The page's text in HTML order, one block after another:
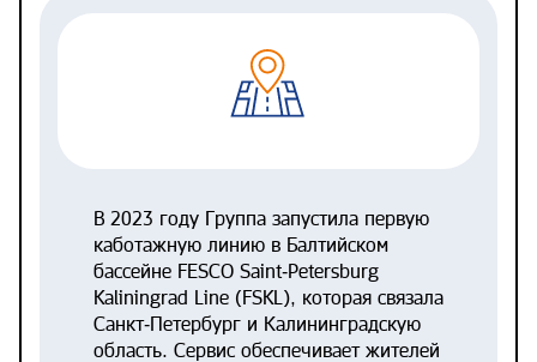
В 2023 году Группа запустила первую
каботажную линию в Балтийском
бассейне FESCO Saint‑Petersburg
Kaliningrad Line (FSKL), которая связала
Санкт‑Петербург и Калининградскую
область. Сервис обеспечивает жителей